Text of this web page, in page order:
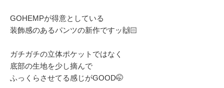
GOHEMPが得意としている
装飾感のあるパンツの新作ですッ🙌🏻
ガチガチの立体ポケットではなく
底部の生地を少し摘んで
ふっくらさせてる感じがGOOD🤭